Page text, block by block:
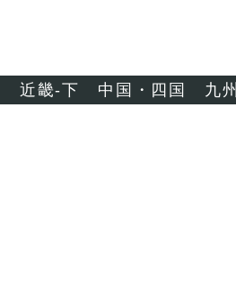
近畿-下 中国・四国 九州